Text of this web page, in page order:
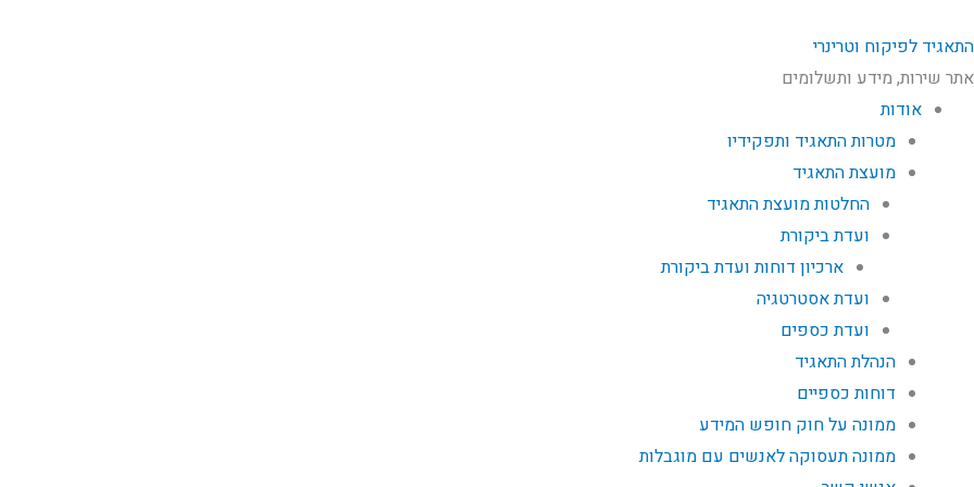
התאגיד לפיקוח וטרינרי
אתר שירות, מידע ותשלומים
אודות
מטרות התאגיד ותפקידיו
מועצת התאגיד
החלטות מועצת התאגיד
ועדת ביקורת
ארכיון דוחות ועדת ביקורת
ועדת אסטרטגיה
ועדת כספים
הנהלת התאגיד
דוחות כספיים
ממונה על חוק חופש המידע
ממונה תעסוקה לאנשים עם מוגבלות